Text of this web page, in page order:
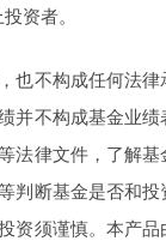
资者。
也不构成任何法
并不构成基金业
法律文件，了解
判断基金是否和
资须谨慎。本产